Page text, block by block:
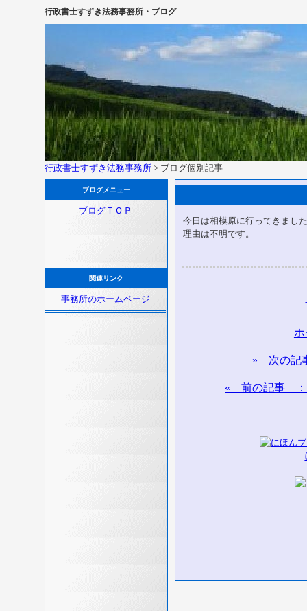
行政書士すずき法務事務所・ブログ
行政書士すずき法務事務所 > ブログ個別記事
ブログメニュー
ブログＴＯＰ
関連リンク
事務所のホームページ
今日は相模原に行ってきまし
理由は不明です。
» 次の記
« 前の記事 ：